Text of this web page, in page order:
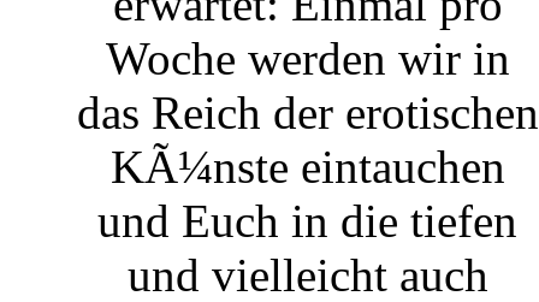
Woche werden wir in
das Reich der erotischen
KÃ¼nste eintauchen
und Euch in die tiefen
und vielleicht auch